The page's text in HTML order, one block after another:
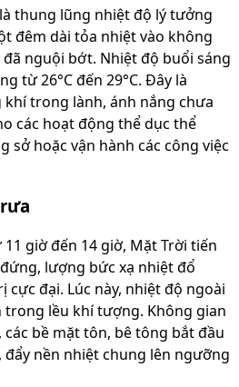
thung lũng nhiệt độ lý tưởng
đêm dài tỏa nhiệt vào không
nguội bớt. Nhiệt độ buổi sáng
từ 26°C đến 29°C. Đây là
trong lành, ánh nắng chưa
các hoạt động thể dục thể
sở hoặc vận hành các công việc
giờ đến 14 giờ, Mặt Trời tiến
lượng bức xạ nhiệt đổ
đại. Lúc này, nhiệt độ ngoài
lều khí tượng. Không gian
bề mặt tôn, bê tông bắt đầu
nền nhiệt chung lên ngưỡng